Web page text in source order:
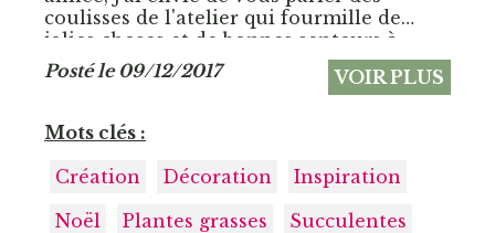
coulisses de l'atelier qui fourmille de
jolies choses et de bonnes senteurs à
l'occasion des fêtes de fin d'année. Noël
en...
Posté le 09/12/2017 VOIR PLUS
Mots clés :
Création
Décoration
Inspiration
Noël
Plantes grasses Succulentes